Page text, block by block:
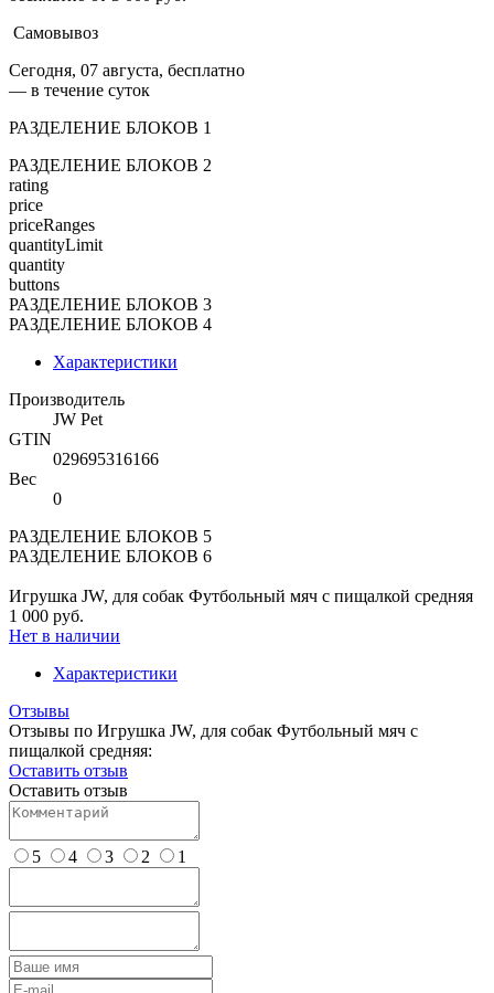
Самовывоз
Сегодня, 07 августа, бесплатно
— в течение суток
РАЗДЕЛЕНИЕ БЛОКОВ 1
РАЗДЕЛЕНИЕ БЛОКОВ 2
rating
price
priceRanges
quantityLimit
quantity
buttons
РАЗДЕЛЕНИЕ БЛОКОВ 3
РАЗДЕЛЕНИЕ БЛОКОВ 4
Характеристики
Производитель
JW Pet
GTIN
029695316166
Вес
0
РАЗДЕЛЕНИЕ БЛОКОВ 5
РАЗДЕЛЕНИЕ БЛОКОВ 6
Игрушка JW, для собак Футбольный мяч с пищалкой средняя
1 000 руб.
Нет в наличии
Характеристики
Отзывы
Отзывы по Игрушка JW, для собак Футбольный мяч с
пищалкой средняя:
Оставить отзыв
Оставить отзыв
5 4 3 2 1